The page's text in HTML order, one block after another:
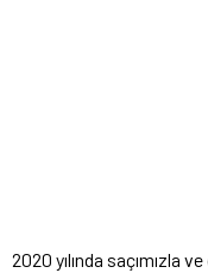
2020 yılında saçımızla